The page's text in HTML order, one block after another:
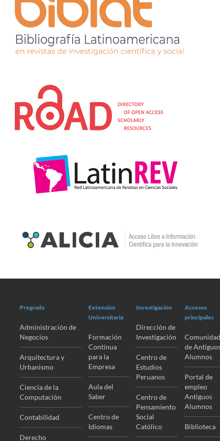
Pregrado
Administración de
Negocios
Arquitectura y
Urbanismo
Ciencia de la
Computación
Contabilidad
Derecho
Extensión
Universitaria
Formación
Continua
para la
Empresa
Aula del
Saber
Centro de
Idiomas
Investigación
Dirección de
Investigación
Centro de
Estudios
Peruanos
Centro de
Pensamiento
Social
Católico
Accesos
principales
Comunidad
de
Alumnos
Portal de
empleo
Antiguos
Alumnos
Biblioteca